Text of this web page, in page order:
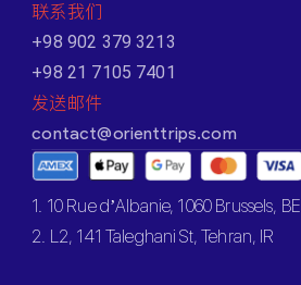
联系我们
+98 902 379 3213
+98 21 7105 7401
发送邮件
contact@orienttrips.com
1. 10 Rue d’Albanie, 1060 Brussels, BE
2. L2, 141 Taleghani St, Tehran, IR